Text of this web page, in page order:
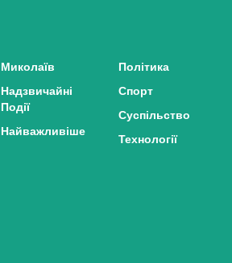
Миколаїв
Надзвичайні
Події
Найважливіше
Політика
Спорт
Суспільство
Технології